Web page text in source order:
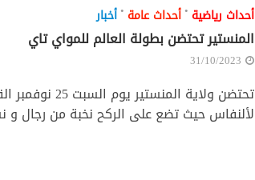
أحداث رياضية • أحداث عامة • أخبار
المنستير تحتضن بطولة العالم للمواي تاي
31/10/2023
تحتضن ولاية
لألنفاس حيث تضع على الركح نخبة من رجال و